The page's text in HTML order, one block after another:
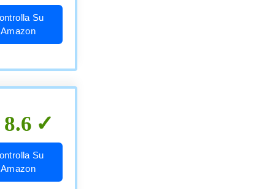
Su
Amazon
8.6
Su
Amazon